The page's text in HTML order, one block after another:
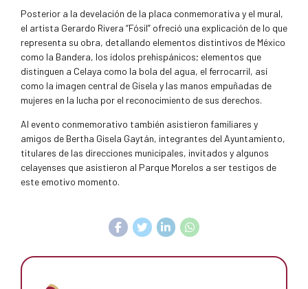
Posterior a la develación de la placa conmemorativa y el mural,
el artista Gerardo Rivera “Fósil” ofreció una explicación de lo que
representa su obra, detallando elementos distintivos de México
como la Bandera, los ídolos prehispánicos; elementos que
distinguen a Celaya como la bola del agua, el ferrocarril, así
como la imagen central de Gisela y las manos empuñadas de
mujeres en la lucha por el reconocimiento de sus derechos.
Al evento conmemorativo también asistieron familiares y
amigos de Bertha Gisela Gaytán, integrantes del Ayuntamiento,
titulares de las direcciones municipales, invitados y algunos
celayenses que asistieron al Parque Morelos a ser testigos de
este emotivo momento.